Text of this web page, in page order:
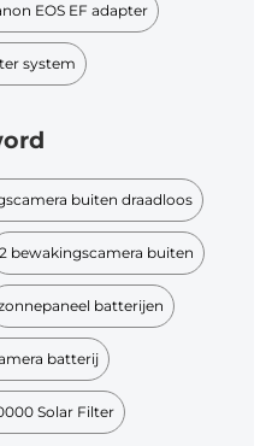
EOS EF adapter
system
buiten draadloos
2 bewakingscamera buiten
batterijen
batterij
Solar Filter